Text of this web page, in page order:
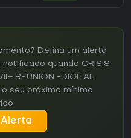
Defina um alerta
quando CRISIS
REUNION -DIGITAL
o seu próximo mínimo